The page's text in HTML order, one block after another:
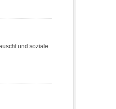
und soziale